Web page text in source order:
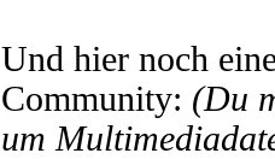
Und hier noch
Community: (Du
um